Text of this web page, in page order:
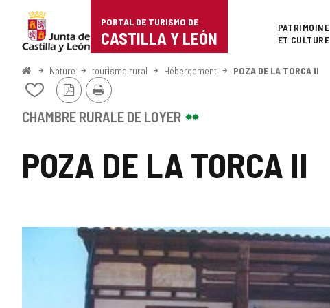
Portal
de
Turismo
Castilla
León
PORTAL DE TURISMO DE
CASTILLA Y LEÓN
Superior
PATRIMOINE
ET CULTURE
<
Accueil
Nature tourisme rural Hébergement POZA DE LA TORCA II
POZA DE LA TORCA II
Ajouter/retirer
contenu
Version
PDF
Imprimer
GALERIE
IMAGES
CHAMBRE RURALE DE LOYER